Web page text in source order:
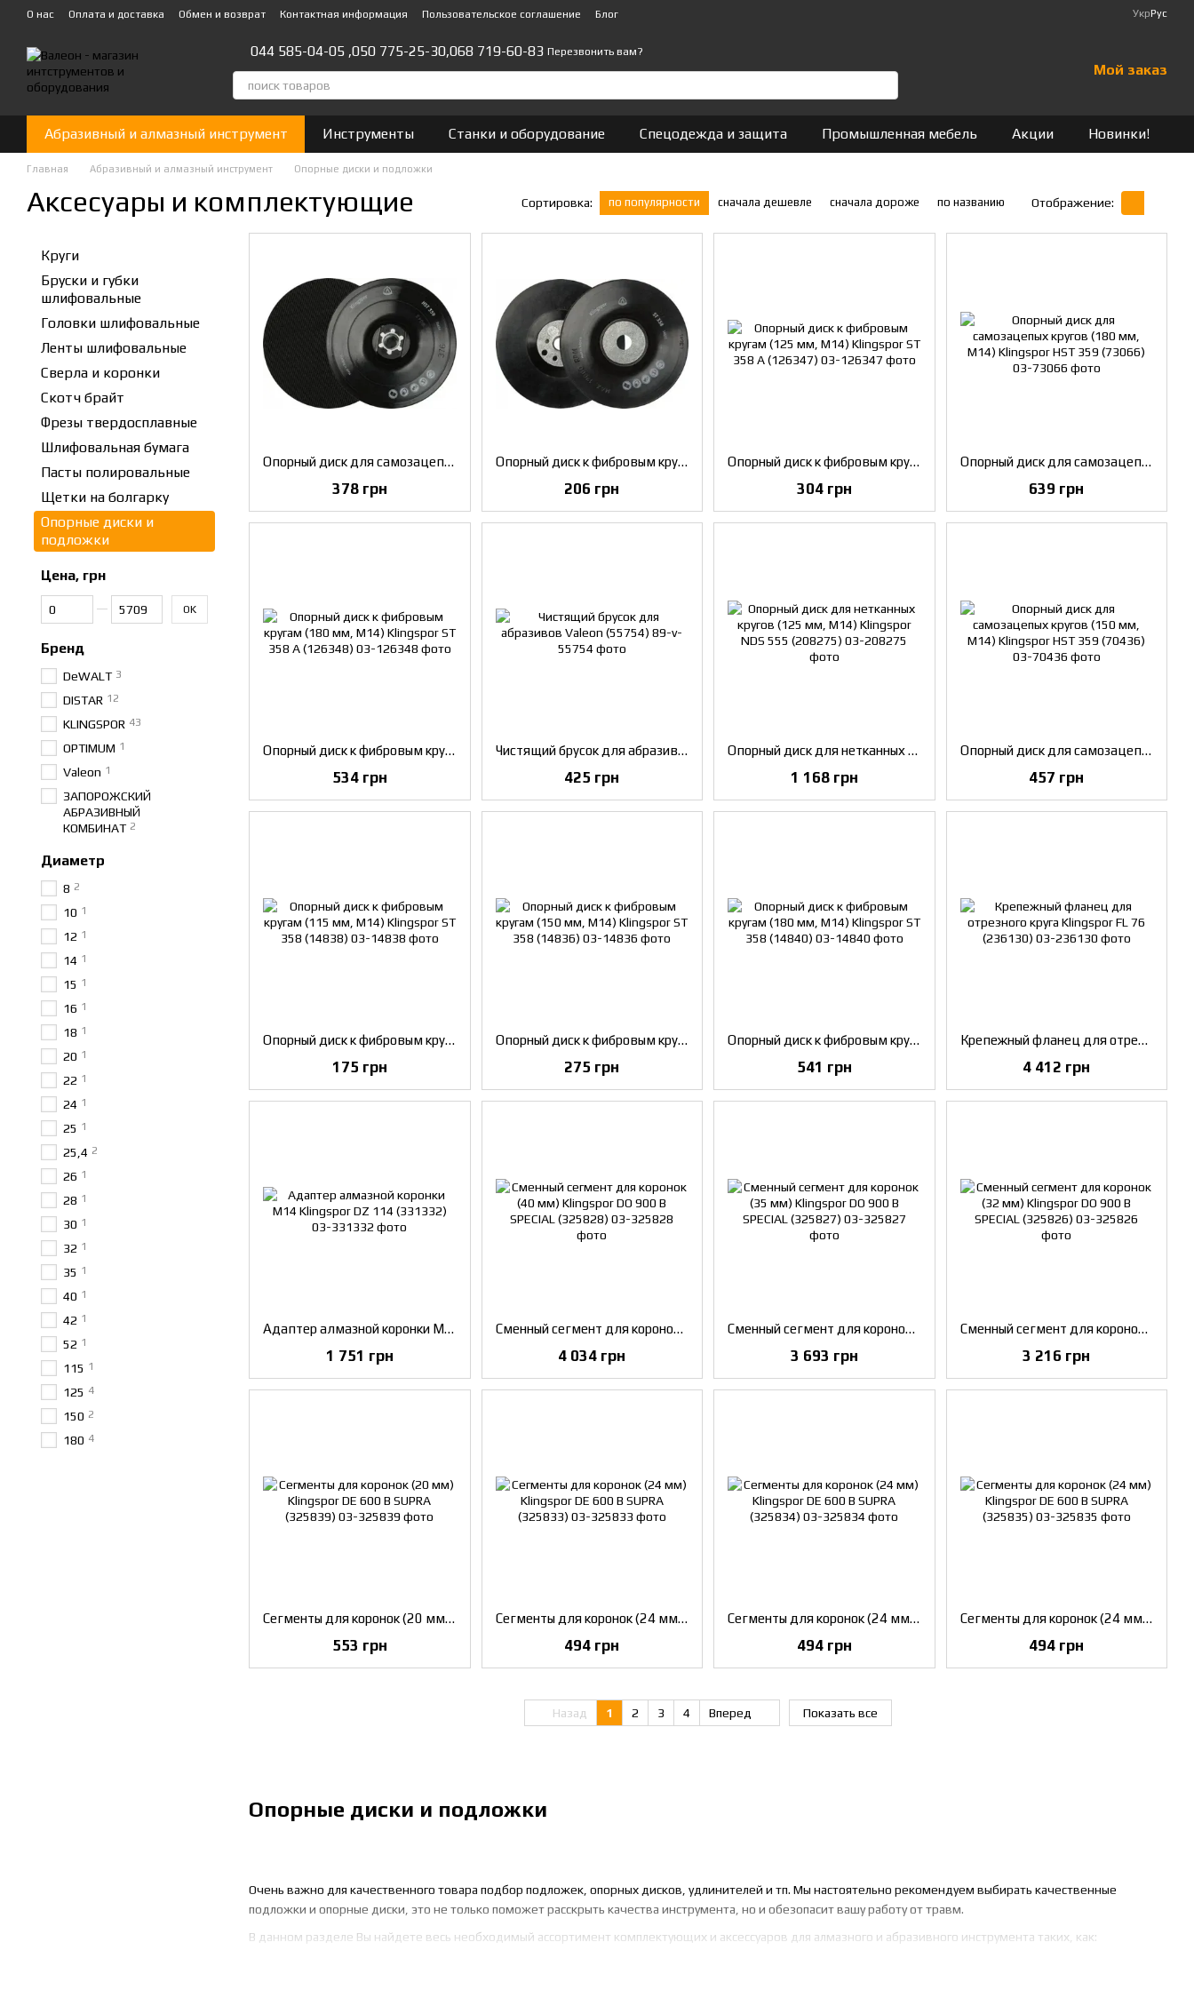
Перейти к основному контенту
О нас Оплата и доставка Обмен и возврат Контактная информация Пользовательское соглашение Блог УкрРус
044 585-04-05 ,050 775-25-30,068 719-60-83 Перезвонить вам?
Мой заказ
Абразивный и алмазный инструмент Инструменты Станки и оборудование Спецодежда и защита Промышленная мебель Акции Новинки!
Главная Абразивный и алмазный инструмент Опорные диски и подложки
Аксесуары и комплектующие Сортировка: по популярности сначала дешевле сначала дороже по названию Отображение:
Опорные диски и подложки
Очень важно для качественного товара подбор подложек, опорных дисков, удлинителей и тп. Мы настоятельно рекомендуем выбирать качественные
подложки и опорные диски, это не только поможет расскрыть качества инструмента, но и обезопасит вашу работу от травм.
В данном разделе Вы найдете весь необходимый ассортимент комплектующих и аксессуаров для алмазного и абразивного инструмента таких, как:
Опорный диск для самозацепых кругов (125 мм, M14) Klingspor HST 359 (70434)
378 грн
Опорный диск к фибровым кругам (125 мм, M14) Klingspor ST 358 (14835)
206 грн
Опорный диск к фибровым кругам (125 мм, M14) Klingspor ST 358 A (126347)
304 грн
Опорный диск для самозацепых кругов (180 мм, M14) Klingspor HST 359 (73066)
639 грн
Опорный диск к фибровым кругам (180 мм, M14) Klingspor ST 358 A (126348)
534 грн
Чистящий брусок для абразивов Valeon (55754)
425 грн
Опорный диск для нетканных кругов (125 мм, M14) Klingspor NDS 555 (208275)
1 168 грн
Опорный диск для самозацепых кругов (150 мм, M14) Klingspor HST 359 (70436)
457 грн
Опорный диск к фибровым кругам (115 мм, M14) Klingspor ST 358 (14838)
175 грн
Опорный диск к фибровым кругам (150 мм, M14) Klingspor ST 358 (14836)
275 грн
Опорный диск к фибровым кругам (180 мм, M14) Klingspor ST 358 (14840)
541 грн
Крепежный фланец для отрезного круга Klingspor FL 76 (236130)
4 412 грн
Адаптер алмазной коронки M14 Klingspor DZ 114 (331332)
1 751 грн
Сменный сегмент для коронок (40 мм) Klingspor DO 900 B SPECIAL (325828)
4 034 грн
Сменный сегмент для коронок (35 мм) Klingspor DO 900 B SPECIAL (325827)
3 693 грн
Сменный сегмент для коронок (32 мм) Klingspor DO 900 B SPECIAL (325826)
3 216 грн
Сегменты для коронок (20 мм) Klingspor DE 600 B SUPRA (325839)
553 грн
Сегменты для коронок (24 мм) Klingspor DE 600 B SUPRA (325833)
494 грн
Сегменты для коронок (24 мм) Klingspor DE 600 B SUPRA (325834)
494 грн
Сегменты для коронок (24 мм) Klingspor DE 600 B SUPRA (325835)
494 грн
Назад 1 2 3 4 Вперед Показать все
Круги
Бруски и губки
шлифовальные
Головки шлифовальные
Ленты шлифовальные
Сверла и коронки
Скотч брайт
Фрезы твердосплавные
Шлифовальная бумага
Пасты полировальные
Щетки на болгарку
Опорные диски и
подложки
Цена, грн
OK
Бренд
DeWALT 3
DISTAR 12
KLINGSPOR 43
OPTIMUM 1
Valeon 1
ЗАПОРОЖСКИЙ
АБРАЗИВНЫЙ
КОМБИНАТ 2
Диаметр
8 2
10 1
12 1
14 1
15 1
16 1
18 1
20 1
22 1
24 1
25 1
25,4 2
26 1
28 1
30 1
32 1
35 1
40 1
42 1
52 1
115 1
125 4
150 2
180 4